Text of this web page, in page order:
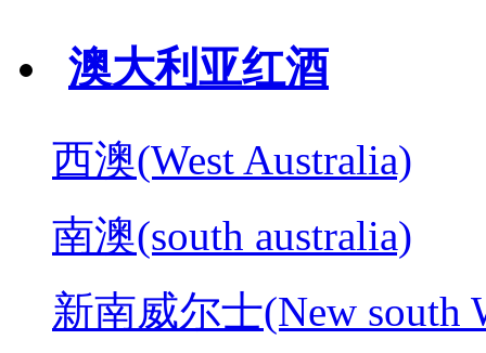
澳大利亚红酒
西澳(West Australia)
南澳(south australia)
新南威尔士(New south